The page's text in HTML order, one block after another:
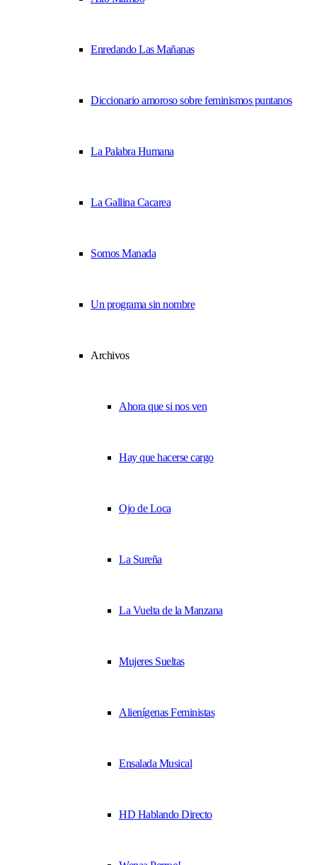
Enredando Las Mañanas
Diccionario amoroso sobre feminismos puntanos
La Palabra Humana
La Gallina Cacarea
Somos Manada
Un programa sin nombre
Archivos
Ahora que si nos ven
Hay que hacerse cargo
Ojo de Loca
La Sureña
La Vuelta de la Manzana
Mujeres Sueltas
Alienígenas Feministas
Ensalada Musical
HD Hablando Directo